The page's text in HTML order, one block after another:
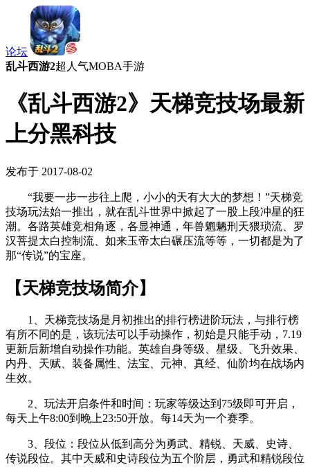
论坛
乱斗西游2超人气MOBA手游
《乱斗西游2》天梯竞技场最新
上分黑科技
发布于 2017-08-02
“我要一步一步往上爬，小小的天有大大的梦想！”天梯竞
技场玩法始一推出，就在乱斗世界中掀起了一股上段冲星的狂
潮。各路英雄竞相角逐，各显神通，年兽魍魉刑天猥琐流、罗
汉菩提太白控制流、如来玉帝太白碾压流等等，一切都是为了
那“传说”的宝座。
【天梯竞技场简介】
1、天梯竞技场是月初推出的排行榜进阶玩法，与排行榜
有所不同的是，该玩法可以手动操作，初始是只能手动，7.19
更新后新增自动操作功能。英雄自身等级、星级、飞升效果、
内丹、天赋、装备属性、法宝、元神、真经、仙阶均在战场内
生效。
2、玩法开启条件和时间：玩家等级达到75级即可开启，
每天上午8:00到晚上23:50开放。每14天为一个赛季。
3、段位：段位从低到高分为勇武、精锐、天威、史诗、
传说段位。其中天威和史诗段位为五个阶层，勇武和精锐段位